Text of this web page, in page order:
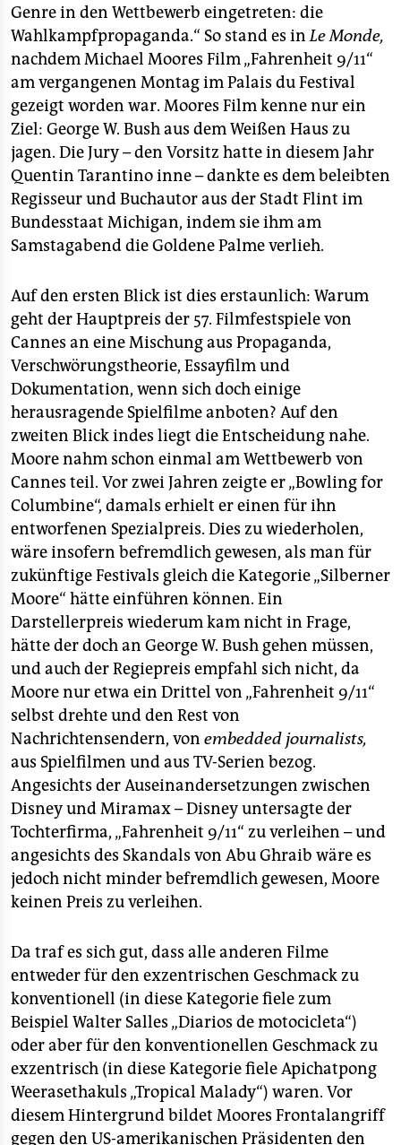
abo
genossenschaft
epaper login
Genre in den Wettbewerb eingetreten: die
Wahlkampfpropaganda.“ So stand es inLe Monde,
nachdem Michael Moores Film „Fahrenheit 9/11“
am vergangenen Montag im Palais du Festival
gezeigt worden war. Moores Film kenne nur ein
Ziel: George W. Bush aus dem Weißen Haus zu
jagen. Die Jury – den Vorsitz hatte in diesem Jahr
Quentin Tarantino inne – dankte es dem beleibten
Regisseur und Buchautor aus der Stadt Flint im
Bundesstaat Michigan, indem sie ihm am
Samstagabend die Goldene Palme verlieh.
Auf den ersten Blick ist dies erstaunlich: Warum
geht der Hauptpreis der 57. Filmfestspiele von
Cannes an eine Mischung aus Propaganda,
Verschwörungstheorie, Essayfilm und
Dokumentation, wenn sich doch einige
herausragende Spielfilme anboten? Auf den
zweiten Blick indes liegt die Entscheidung nahe.
Moore nahm schon einmal am Wettbewerb von
Cannes teil. Vor zwei Jahren zeigte er „Bowling for
Columbine“, damals erhielt er einen für ihn
entworfenen Spezialpreis. Dies zu wiederholen,
wäre insofern befremdlich gewesen, als man für
zukünftige Festivals gleich die Kategorie „Silberner
Moore“ hätte einführen können. Ein
Darstellerpreis wiederum kam nicht in Frage,
hätte der doch an George W. Bush gehen müssen,
und auch der Regiepreis empfahl sich nicht, da
Moore nur etwa ein Drittel von „Fahrenheit 9/11“
selbst drehte und den Rest von
Nachrichtensendern, von embedded journalists,
aus Spielfilmen und aus TV-Serien bezog.
Angesichts der Auseinandersetzungen zwischen
Disney und Miramax – Disney untersagte der
Tochterfirma, „Fahrenheit 9/11“ zu verleihen – und
angesichts des Skandals von Abu Ghraib wäre es
jedoch nicht minder befremdlich gewesen, Moore
keinen Preis zu verleihen.
Da traf es sich gut, dass alle anderen Filme
entweder für den exzentrischen Geschmack zu
konventionell (in diese Kategorie fiele zum
Beispiel Walter Salles „Diarios de motocicleta“)
oder aber für den konventionellen Geschmack zu
exzentrisch (in diese Kategorie fiele Apichatpong
Weerasethakuls „Tropical Malady“) waren. Vor
diesem Hintergrund bildet Moores Frontalangriff
gegen den US-amerikanischen Präsidenten den